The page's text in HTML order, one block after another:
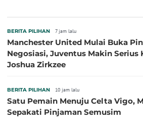
BERITA PILIHAN 7 jam lalu
Manchester United Mulai Buka
Negosiasi, Juventus Makin Serius
Joshua Zirkzee
BERITA PILIHAN 10 jam lalu
Satu Pemain Menuju Celta Vigo,
Sepakati Pinjaman Semusim